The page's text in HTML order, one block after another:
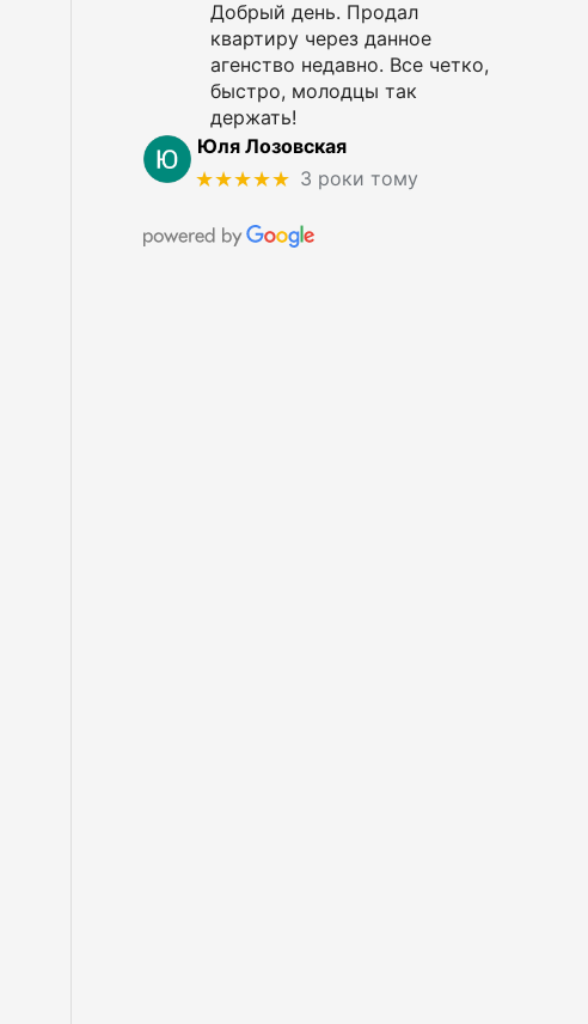
Добрый день. Продал
квартиру через данное
агенство недавно. Все четко,
быстро, молодцы так
держать!
Юля Лозовская
★★★★★ 3 роки тому